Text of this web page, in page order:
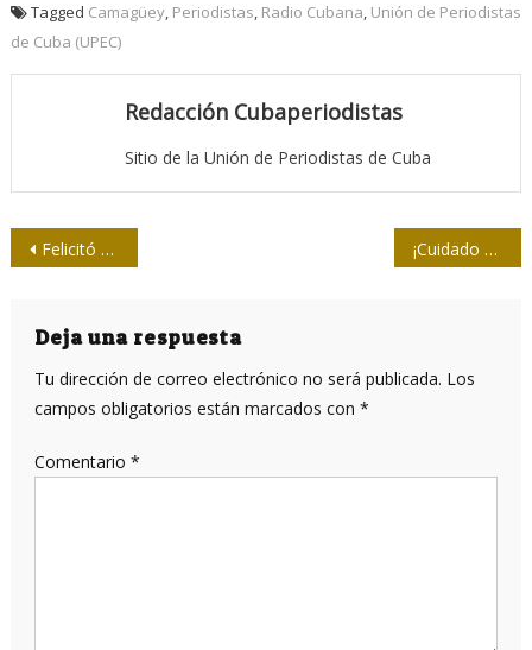
Tagged Camagüey, Periodistas, Radio Cubana, Unión de Periodistas
de Cuba (UPEC)
Redacción Cubaperiodistas
Sitio de la Unión de Periodistas de Cuba
Navegación
entradas
Felicitó Díaz-Canel al colectivo del periódico Adelante, de Camagüey ¡Cuidado con el adverbio!
Deja una respuesta
Tu dirección de correo electrónico no será publicada. Los
campos obligatorios están marcados con *
Comentario *